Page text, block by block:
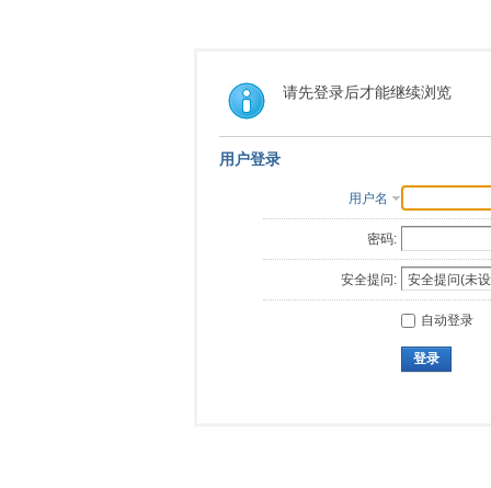
请先登录后才能继续浏览
用户登录
用户名
密码:
安全提问:
自动登录
登录